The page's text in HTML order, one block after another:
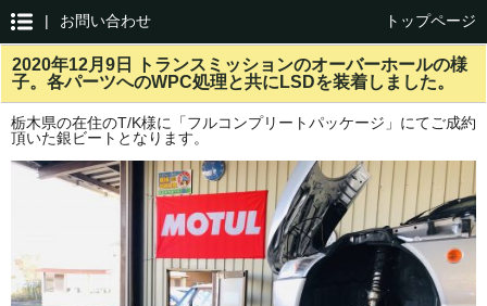
| お問い合わせ トップページ
2020年12月9日 トランスミッションのオーバーホールの様
子。各パーツへのWPC処理と共にLSDを装着しました。
栃木県の在住のT/K様に「フルコンプリートパッケージ」にてご成約
頂いた銀ビートとなります。